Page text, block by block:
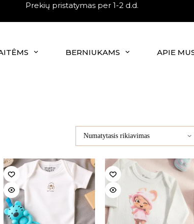
Prekių pristatymas per 1-2 d.d.
BERNIUKAMS APIE